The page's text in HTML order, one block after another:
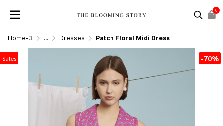
0
Home-3 ... Dresses Patch Floral Midi Dress
Sales -70%